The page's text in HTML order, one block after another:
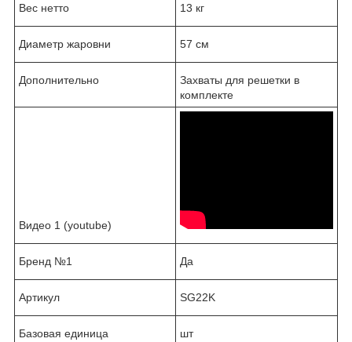
Вес нетто 13 кг
Диаметр жаровни 57 см
Дополнительно
Захваты для решетки в
комплекте
Видео 1 (youtube)
Бренд №1 Да
Артикул SG22K
Базовая единица шт